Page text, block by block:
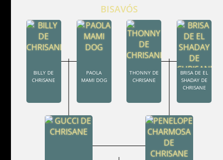
BISAVÓS
BILLY DE
CHRISANE
PAOLA
MAMI DOG
THONNY DE
CHRISANE
BRISA DE EL
SHADAY DE
CHRISANE